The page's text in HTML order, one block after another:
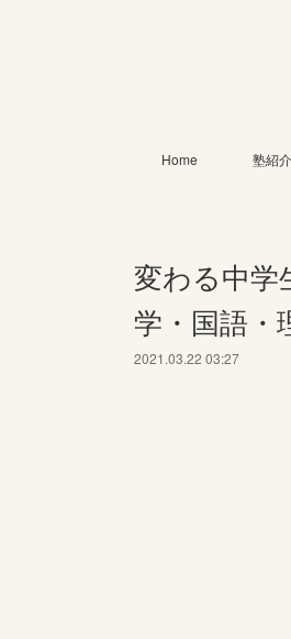
Home 塾紹介
変わる中学
学・国語・
2021.03.22 03:27